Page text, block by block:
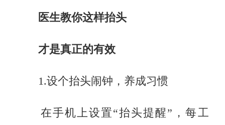
医生教你这样抬头
才是真正的有效
1.设个抬头闹钟，养成习惯
在手机上设置“抬头提醒”，每工